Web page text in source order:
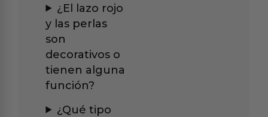
¿El lazo rojo
y las perlas
son
decorativos o
tienen alguna
función?
¿Qué tipo